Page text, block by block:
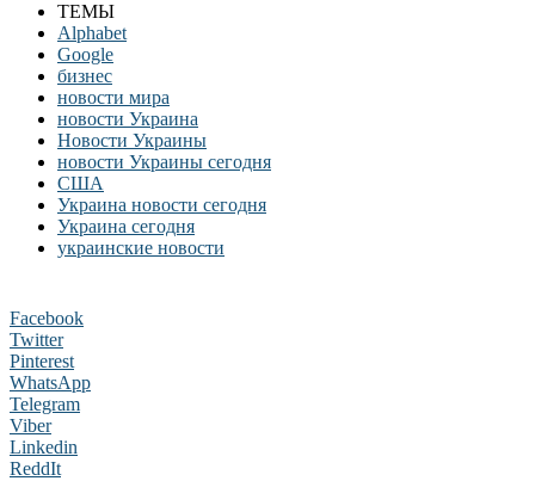
ТЕМЫ
Alphabet
Google
бизнес
новости мира
новости Украина
Новости Украины
новости Украины сегодня
США
Украина новости сегодня
Украина сегодня
украинские новости
Facebook
Twitter
Pinterest
WhatsApp
Telegram
Viber
Linkedin
ReddIt